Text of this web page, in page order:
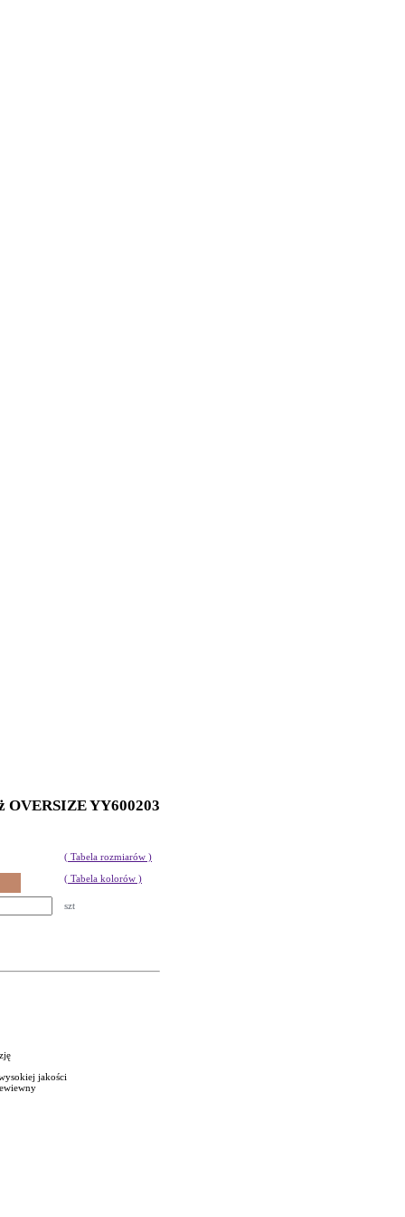
OVERSIZE YY600203
( Tabela rozmiarów )
( Tabela kolorów )
szt
jakości